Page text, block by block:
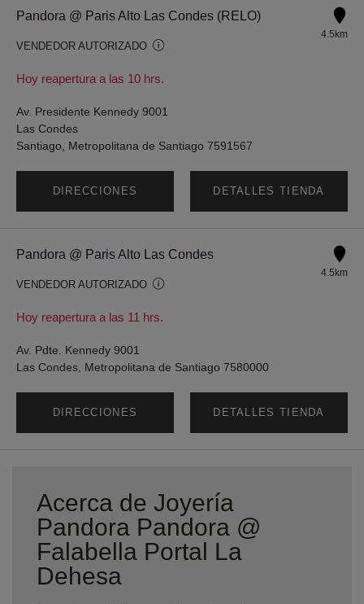
Pandora @ Paris Alto Las Condes (RELO)
VENDEDOR AUTORIZADO
Hoy reapertura a las 10 hrs.
4.5km
Av. Presidente Kennedy 9001
Las Condes
Santiago, Metropolitana de Santiago 7591567
DIRECCIONES DETALLES TIENDA
Pandora @ Paris Alto Las Condes
VENDEDOR AUTORIZADO
Hoy reapertura a las 11 hrs.
4.5km
Av. Pdte. Kennedy 9001
Las Condes, Metropolitana de Santiago 7580000
DIRECCIONES DETALLES TIENDA
Acerca de Joyería
Pandora Pandora @
Falabella Portal La
Dehesa